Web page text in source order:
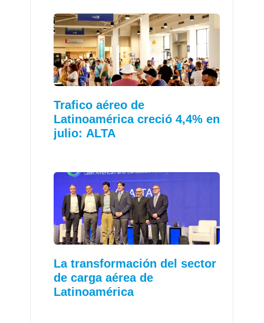
Trafico aéreo de
Latinoamérica creció 4,4% en
julio: ALTA
La transformación del sector
de carga aérea de
Latinoamérica